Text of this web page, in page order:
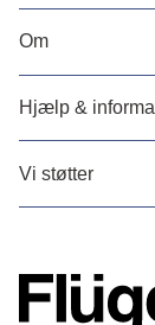
Om
Hjælp &
Vi støtter